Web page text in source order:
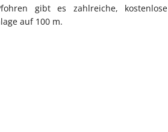
gibt es zahlreiche, kostenlose
auf 100 m.